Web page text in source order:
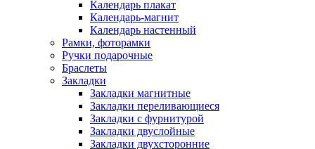
Календарь плакат
Календарь-магнит
Календарь настенный
Рамки, фоторамки
Ручки подарочные
Браслеты
Закладки
Закладки магнитные
Закладки переливающиеся
Закладки с фурнитурой
Закладки двуслойные
Закладки двухсторонние